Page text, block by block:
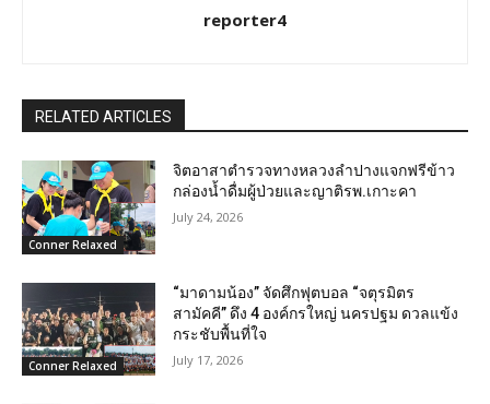
reporter4
RELATED ARTICLES
Conner Relaxed
จิตอาสาตำรวจทางหลวงลำปางแจกฟรีข้าว
กล่องน้ำดื่มผู้ป่วยและญาติรพ.เกาะคา
July 24, 2026
Conner Relaxed
“มาดามน้อง” จัดศึกฟุตบอล “จตุรมิตร
สามัคคี” ดึง 4 องค์กรใหญ่ นครปฐม ดวลแข้ง
กระชับพื้นที่ใจ
July 17, 2026